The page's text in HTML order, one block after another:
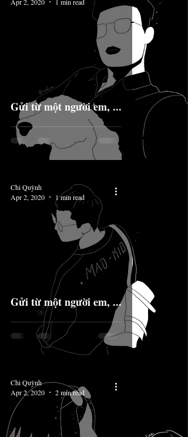
Gửi từ một người em, ...
Gửi từ một người em, ...
Chi Quỳnh
Apr 2, 2020
1 min read
Chi Quỳnh
Apr 2, 2020
2 min read